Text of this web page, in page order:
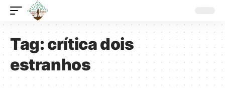
Tag:crítica dois
estranhos